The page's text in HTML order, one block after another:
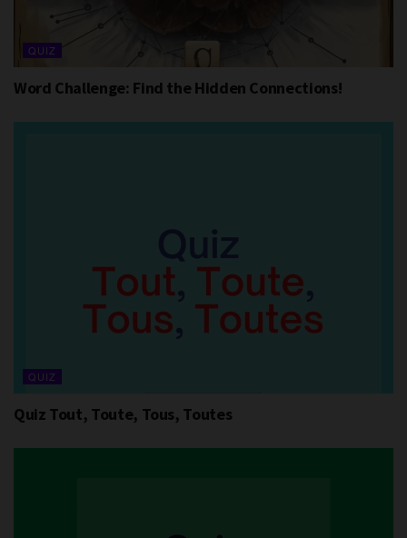
QUIZ
Word Challenge: Find the Hidden Connections!
QUIZ
Quiz Tout, Toute, Tous, Toutes